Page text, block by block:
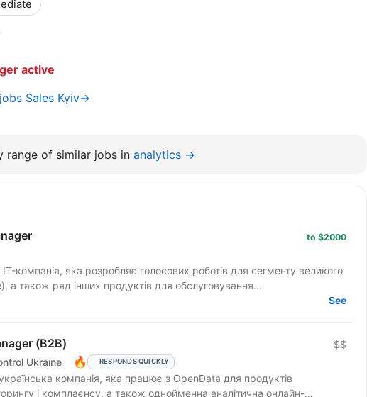
active
jobs Sales Kyiv→
range of similar jobs in analytics →
to $2000
компанія, яка розробляє голосових роботів для сегменту великого
а також ряд інших продуктів для обслуговування...
See
(В2В)
Ukraine 🔥 RESPONDS QUICKLY
$$
компанія, яка працює з OpenData для продуктів
і комплаєнсу, а також однойменна аналітична онлайн-